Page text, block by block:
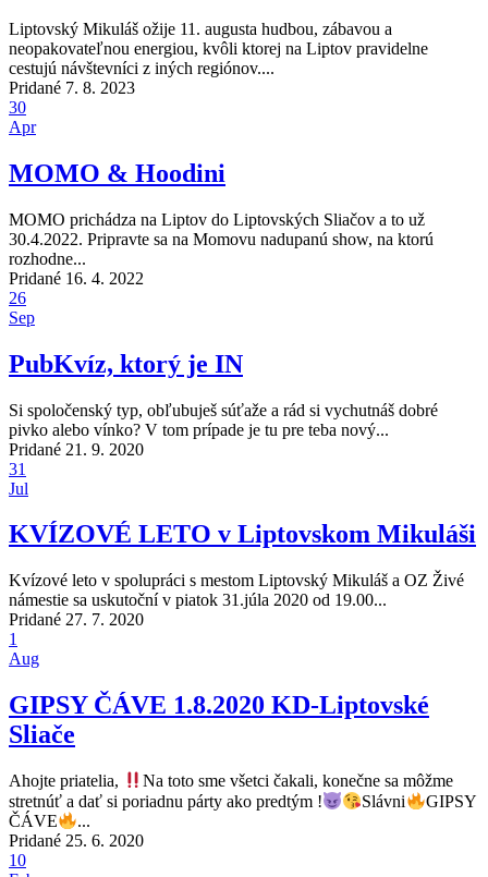
Liptovský Mikuláš ožije 11. augusta hudbou, zábavou a
neopakovateľnou energiou, kvôli ktorej na Liptov pravidelne
cestujú návštevníci z iných regiónov....
Pridané 7. 8. 2023
30
Apr
MOMO & Hoodini
MOMO prichádza na Liptov do Liptovských Sliačov a to už
30.4.2022. Pripravte sa na Momovu nadupanú show, na ktorú
rozhodne...
Pridané 16. 4. 2022
26
Sep
PubKvíz, ktorý je IN
Si spoločenský typ, obľubuješ súťaže a rád si vychutnáš dobré
pivko alebo vínko? V tom prípade je tu pre teba nový...
Pridané 21. 9. 2020
31
Jul
KVÍZOVÉ LETO v Liptovskom Mikuláši
Kvízové leto v spolupráci s mestom Liptovský Mikuláš a OZ Živé
námestie sa uskutoční v piatok 31.júla 2020 od 19.00...
Pridané 27. 7. 2020
1
Aug
GIPSY ČÁVE 1.8.2020 KD-Liptovské
Sliače
Ahojte priatelia,
Na toto sme všetci čakali, konečne sa môžme
stretnúť a dať si poriadnu párty ako predtým !
Slávni
GIPSY
ČÁVE
...
Pridané 25. 6. 2020
10